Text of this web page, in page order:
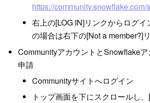
https://community.snowflake.com/
右上の[LOG IN]リンクからログ
の場合は右下の[Not a member?]
CommunityアカウントとSnowflake
申請
Communityサイトへログイン
トップ画面を下にスクロールし